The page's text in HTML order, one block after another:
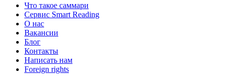
Что такое саммари
Сервис Smart Reading
О нас
Вакансии
Блог
Контакты
Написать нам
Foreign rights